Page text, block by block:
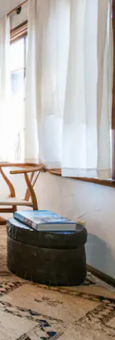
teclado ou tocando